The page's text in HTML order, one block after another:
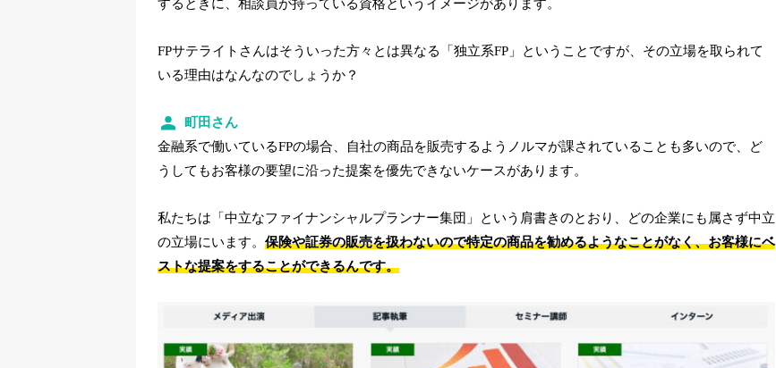
するときに、相談員が持っている資格というイメージがあります。
FPサテライトさんはそういった方々とは異なる「独立系FP」ということですが、その立場を取られて
いる理由はなんなのでしょうか？
町田さん
金融系で働いているFPの場合、自社の商品を販売するようノルマが課されていることも多いので、ど
うしてもお客様の要望に沿った提案を優先できないケースがあります。
私たちは「中立なファイナンシャルプランナー集団」という肩書きのとおり、どの企業にも属さず中立
の立場にいます。 保険や証券の販売を扱わないので特定の商品を勧めるようなことがなく、お客様にベ
ストな提案をすることができるんです。